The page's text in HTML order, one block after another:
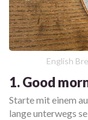
English
1. Good
Starte mit einem
lange unterwegs